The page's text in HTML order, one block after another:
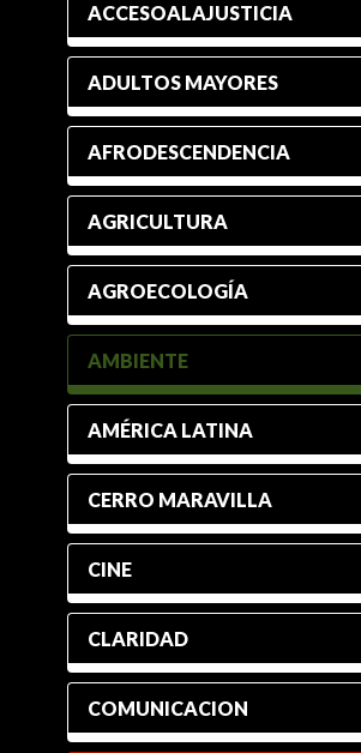
ACCESOALAJUSTICIA
ADULTOS MAYORES
AFRODESCENDENCIA
AGRICULTURA
AGROECOLOGÍA
AMBIENTE
AMÉRICA LATINA
CERRO MARAVILLA
CINE
CLARIDAD
COMUNICACION